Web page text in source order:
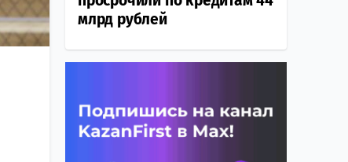
млрд рублей